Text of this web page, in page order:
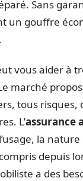
Sans
un gouffre
vous aider à
marché
tous risques,
L’assurance
la
depuis
a des